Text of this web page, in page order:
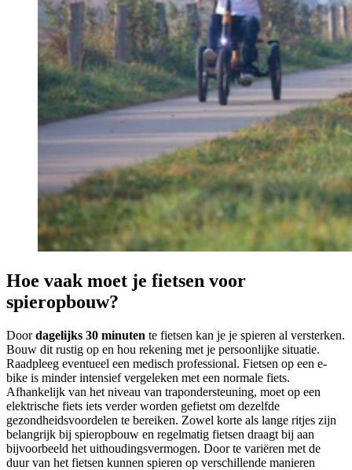
Hoe vaak moet je fietsen voor
spieropbouw?
Doordagelijks 30 minuten te fietsen kan je je spieren al versterken.
Bouw dit rustig op en hou rekening met je persoonlijke situatie.
Raadpleeg eventueel een medisch professional. Fietsen op een e-
bike is minder intensief vergeleken met een normale fiets.
Afhankelijk van het niveau van trapondersteuning, moet op een
elektrische fiets iets verder worden gefietst om dezelfde
gezondheidsvoordelen te bereiken. Zowel korte als lange ritjes zijn
belangrijk bij spieropbouw en regelmatig fietsen draagt bij aan
bijvoorbeeld het uithoudingsvermogen. Door te variëren met de
duur van het fietsen kunnen spieren op verschillende manieren